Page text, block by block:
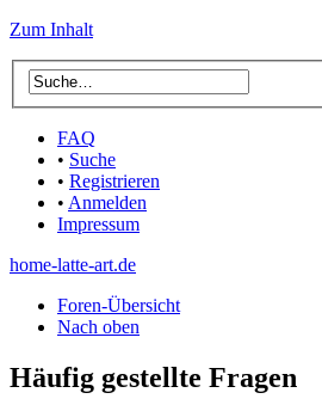
Zum Inhalt
FAQ
• Suche
• Registrieren
• Anmelden
Impressum
home-latte-art.de
Foren-Übersicht
Nach oben
Häufig gestellte Fragen